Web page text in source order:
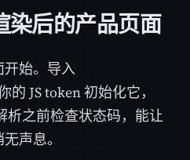
染后的产品页面
开始。导入
的 JS token 初始化它，
析之前检查状态码，能让
声息。